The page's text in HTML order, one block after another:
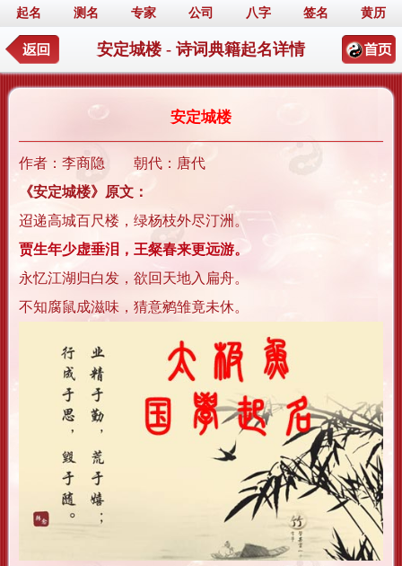
起名 测名 专家 公司 八字 签名 黄历
安定城楼 - 诗词典籍起名详情
安定城楼
作者：李商隐 朝代：唐代
《安定城楼》原文：
迢递高城百尺楼，绿杨枝外尽汀洲。
贾生年少虚垂泪，王粲春来更远游。
永忆江湖归白发，欲回天地入扁舟。
不知腐鼠成滋味，猜意鹓雏竟未休。